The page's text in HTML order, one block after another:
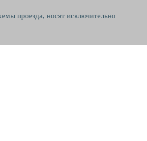
проезда, носят исключительно